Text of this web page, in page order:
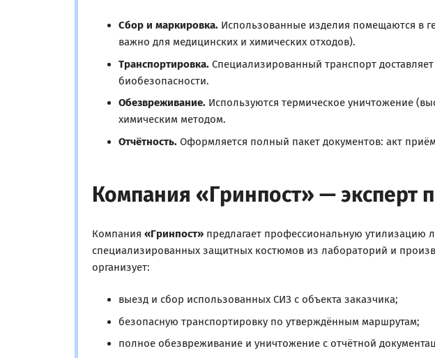
Сбор и маркировка.Использованные изделия помещаются в
важно для медицинских и химических отходов).
Транспортировка.Специализированный транспорт
биобезопасности.
Обезвреживание.Используются термическое уничтожение
химическим методом.
Отчётность.Оформляется полный пакет документов: акт
Компания «Гринпост» — эксперт
Компания «Гринпост» предлагает профессиональную утилизацию
специализированных защитных костюмов из лабораторий и
организует:
выезд и сбор использованных СИЗ с объекта заказчика;
безопасную транспортировку по утверждённым маршрутам;
полное обезвреживание и уничтожение с отчётной